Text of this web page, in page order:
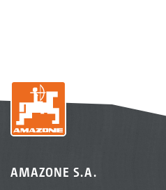
AMAZONE S.A.